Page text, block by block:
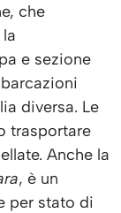
che
e sezione
diversa. Le
trasportare
Anche la
, è un
per stato di